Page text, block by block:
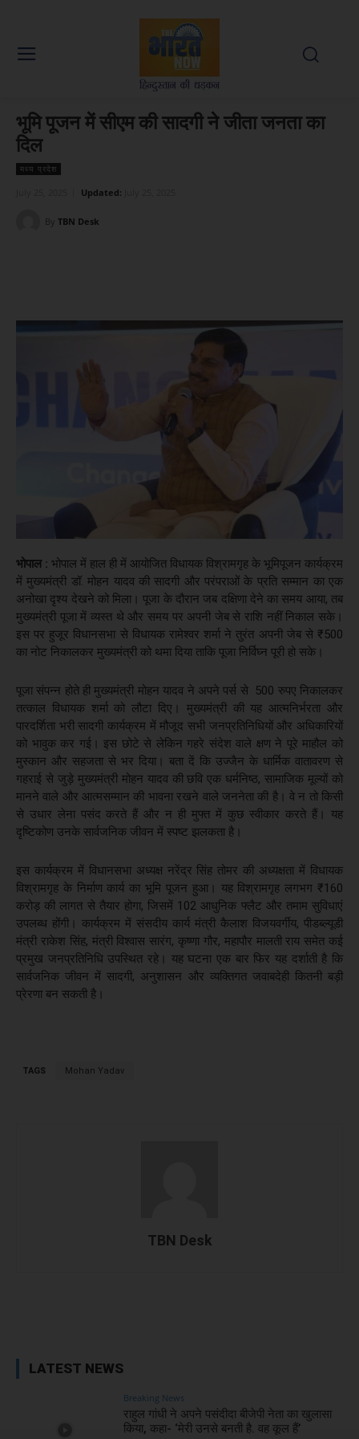
भूमि पूजन में सीएम की सादगी ने जीता जनता का
दिल
मध्य प्रदेश
Updated:
By TBN Desk
भोपाल : भोपाल में हाल ही में आयोजित विधायक विश्रामगृह के भूमिपूजन कार्यक्रम
में मुख्यमंत्री डॉ. मोहन यादव की सादगी और परंपराओं के प्रति सम्मान का एक
अनोखा दृश्य देखने को मिला। पूजा के दौरान जब दक्षिणा देने का समय आया, तब
मुख्यमंत्री पूजा में व्यस्त थे और समय पर अपनी जेब से राशि नहीं निकाल सके।
इस पर हुजूर विधानसभा से विधायक रामेश्वर शर्मा ने तुरंत अपनी जेब से ₹500
का नोट निकालकर मुख्यमंत्री को थमा दिया ताकि पूजा निर्विघ्न पूरी हो सके।
पूजा संपन्न होते ही मुख्यमंत्री मोहन यादव ने अपने पर्स से 500 रुपए निकालकर
तत्काल विधायक शर्मा को लौटा दिए। मुख्यमंत्री की यह आत्मनिर्भरता और
पारदर्शिता भरी सादगी कार्यक्रम में मौजूद सभी जनप्रतिनिधियों और अधिकारियों
को भावुक कर गई। इस छोटे से लेकिन गहरे संदेश वाले क्षण ने पूरे माहौल को
मुस्कान और सहजता से भर दिया। बता दें कि उज्जैन के धार्मिक वातावरण से
गहराई से जुड़े मुख्यमंत्री मोहन यादव की छवि एक धर्मनिष्ठ, सामाजिक मूल्यों को
मानने वाले और आत्मसम्मान की भावना रखने वाले जननेता की है। वे न तो किसी
से उधार लेना पसंद करते हैं और न ही मुफ्त में कुछ स्वीकार करते हैं। यह
दृष्टिकोण उनके सार्वजनिक जीवन में स्पष्ट झलकता है।
इस कार्यक्रम में विधानसभा अध्यक्ष नरेंद्र सिंह तोमर की अध्यक्षता में विधायक
विश्रामगृह के निर्माण कार्य का भूमि पूजन हुआ। यह विश्रामगृह लगभग ₹160
करोड़ की लागत से तैयार होगा, जिसमें 102 आधुनिक फ्लैट और तमाम सुविधाएं
उपलब्ध होंगी। कार्यक्रम में संसदीय कार्य मंत्री कैलाश विजयवर्गीय, पीडब्ल्यूडी
मंत्री राकेश सिंह, मंत्री विश्वास सारंग, कृष्णा गौर, महापौर मालती राय समेत कई
प्रमुख जनप्रतिनिधि उपस्थित रहे। यह घटना एक बार फिर यह दर्शाती है कि
सार्वजनिक जीवन में सादगी, अनुशासन और व्यक्तिगत जवाबदेही कितनी बड़ी
प्रेरणा बन सकती है।
TAGS Mohan Yadav
TBN Desk
LATEST NEWS
Breaking News
राहुल गांधी ने अपने पसंदीदा बीजेपी नेता का खुलासा
किया, कहा- ‘मेरी उनसे बनती है. वह कूल हैं’